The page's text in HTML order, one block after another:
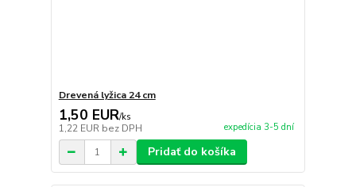
Drevená lyžica 24 cm
1,50 EUR/ks
1,22 EUR bez DPH expedícia 3-5 dní
Pridať do košíka